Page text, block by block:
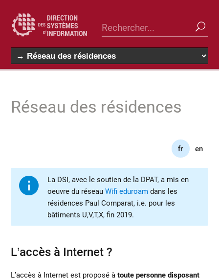
Réseau des résidences
fr en
La DSI, avec le soutien de la DPAT, a mis en
oeuvre du réseauWifi eduroam dans les
résidences Paul Comparat, i.e. pour les
bâtiments U,V,T,X, fin 2019.
L’accès à Internet ?
L’accès à Internet est proposé àtoute personne disposant